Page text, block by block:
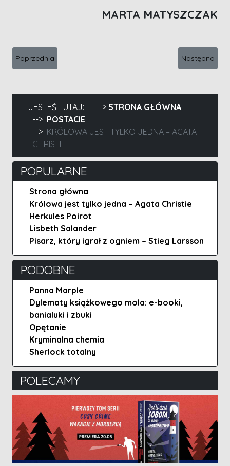
MARTA MATYSZCZAK
Poprzednia strona: Camilla Läckberg i saga z Fjällbacki
Poprzednia Następna
Następna
JESTEŚ TUTAJ:
STRONA GŁÓWNA
POSTACIE
KRÓLOWA JEST TYLKO JEDNA – AGATA
CHRISTIE
POPULARNE
Strona główna
Królowa jest tylko jedna – Agata Christie
Herkules Poirot
Lisbeth Salander
Pisarz, który igrał z ogniem – Stieg Larsson
PODOBNE
Panna Marple
Dylematy książkowego mola: e-booki,
banialuki i zbuki
Opętanie
Kryminalna chemia
Sherlock totalny
POLECAMY